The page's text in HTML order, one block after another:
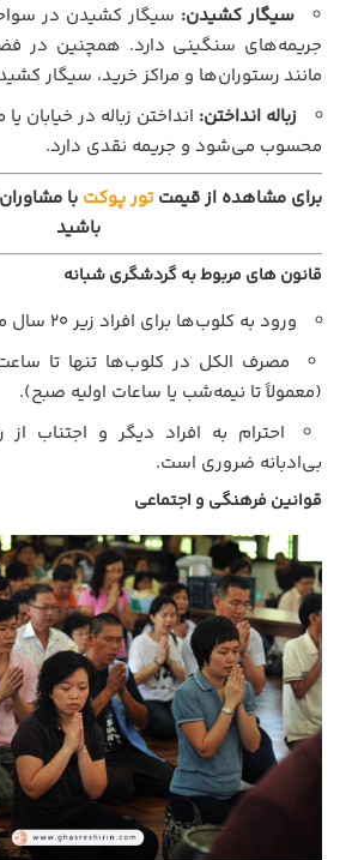
سیگار کشیدن: سیگار کشیدن در
جریمه‌های سنگینی دارد. همچنین در
مانند رستوران‌ها و مراکز خرید، سیگار
زباله انداختن: انداختن زباله در
محسوب می‌شود و جریمه نقدی دارد.
برای مشاهده از قیمتتور پوکت با
باشید
قانون های مربوط به گردشگری شبانه
ورود به کلوب‌ها برای افراد زیر ۲۰ سال ممنوع است.
مصرف الکل در کلوب‌ها تنها تا
(معمولاً تا نیمه‌شب یا ساعات اولیه صبح).
احترام به افراد دیگر و اجتناب از
بی‌ادبانه ضروری است.
قوانین فرهنگی و اجتماعی